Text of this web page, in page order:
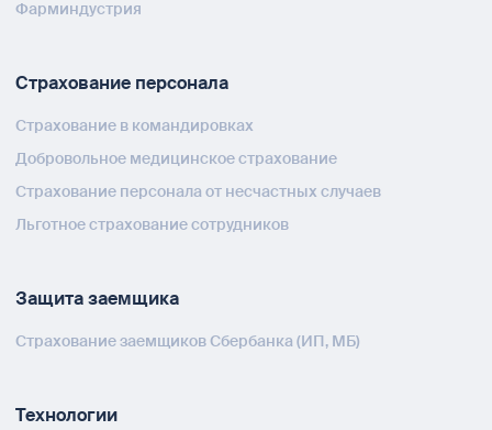
Фарминдустрия
Страхование персонала
Страхование в командировках
Добровольное медицинское страхование
Страхование персонала от несчастных случаев
Льготное страхование сотрудников
Защита заемщика
Страхование заемщиков Сбербанка (ИП, МБ)
Технологии